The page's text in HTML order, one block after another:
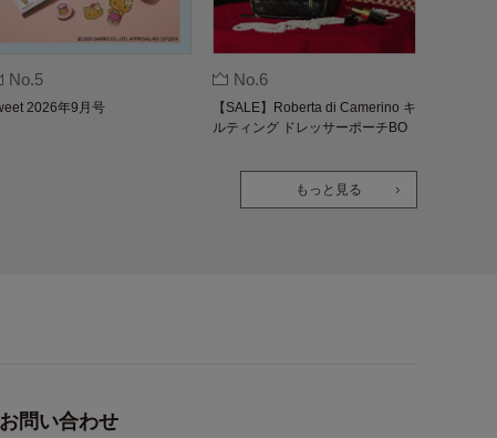
No.5
2026年9月号
No.6
【SALE】Roberta di Camerino キ
ルティング ドレッサーポーチBO
もっと見る
お問い合わせ